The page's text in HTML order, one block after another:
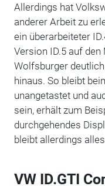
Allerdings hat
anderer Arbeit zu
ein überarbeiteter
Version ID.5 auf den
Wolfsburger
hinaus. So bleibt
unangetastet und
sein, erhält zum
durchgehendes
bleibt allerdings
VW ID.GTI